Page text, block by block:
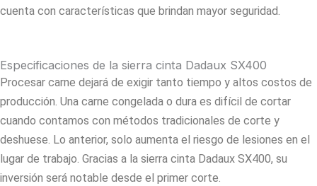
cuenta con características que brindan mayor seguridad.
Especificaciones de la sierra cinta Dadaux SX400
Procesar carne dejará de exigir tanto tiempo y altos costos de
producción. Una carne congelada o dura es difícil de cortar
cuando contamos con métodos tradicionales de corte y
deshuese. Lo anterior, solo aumenta el riesgo de lesiones en el
lugar de trabajo. Gracias a la sierra cinta Dadaux SX400, su
inversión será notable desde el primer corte.